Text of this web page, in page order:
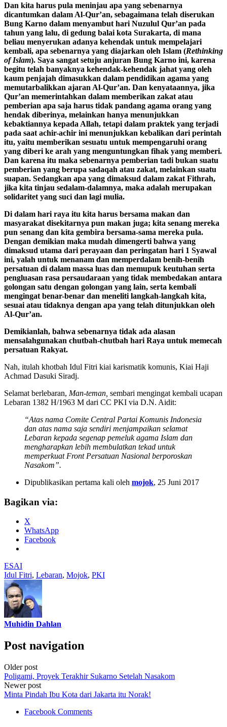
Dan kita harus pula meninjau apa yang sebenarnya
dicantumkan dalam Al-Qur’an, sebagaimana telah diserukan
Bung Karno dalam menyambut hari Nuzulul Qur’an pada
tahun yang lalu, di gedung balai kota Surakarta, di mana
beliau menyerukan adanya kehendak untuk mempelajari
kembali, apa sebenarnya yang diajarkan oleh Islam (Rethinking
of Islam). Saya sangat setuju anjuran Bung Karno ini, karena
begitu telah banyaknya kehendak-kehendak jahat yang oleh
kaum penjajah dimasukkan dalam pendidikan agama yang
memutarbalikkan ajaran Al-Qur’an. Dan kenyataannya, jika
Qur’an memerintahkan dalam memberikan zakat atau
pemberian apa saja harus tidak pandang agama orang yang
hendak diberinya, melainkan hanya menunjukkan
kebaktiannya kepada Allah, tetapi dalam praktek yang terjadi
pada saat achir-achir ini menunjukkan kebalikan dari perintah
itu, yaitu memberikan sesuatu untuk mempengaruhi orang
yang diberi ke arah yang menguntungkan fihak yang memberi.
Dan karena itu maka sebenarnya pemberian tadi bukan suatu
pemberian yang berupa sadaqah atau zakat, melainkan suatu
suapan. Sedangkan apa yang dimaksud dalam zakat Fithrah,
jika kita tinjau sedalam-dalamnya, maka adalah merupakan
solidaritet yang suci dan lagi mulia.
Di dalam hari raya itu kita harus bersama makan dan
masyarakat disekitarnya pun makan juga; kita senang mereka
pun senang dan kita gembira bersama-sama mereka pula.
Dengan demikian maka mudah dimengerti bahwa yang
dimaksud utama dari perayaan dan peringatan hari 1 Syawal
ini, yalah untuk menanam dan memperdalam benih-benih
persatuan di dalam massa luas dan memupuk keutuhan serta
pengluasan rasa persaudaraan yang tidak membedakan antara
golongan satu dengan golongan yang lain, serta kembali
mengingat benar-benar dan meneliti langkah-langkah kita,
sesuai atau tidaknya dengan apa yang telah ditunjukkan oleh
Al-Qur’an.
Demikianlah, bahwa sebenarnya tidak ada alasan
mensalahgunakan chutbah-chutbah hari Raya untuk memecah
persatuan Rakyat.
Nah, itulah khotbah Idul Fitri kiai karismatik komunis, Kiai Haji
Achmad Dasuki Siradj.
Selamat berlebaran, Man-teman, sembari mengingat kembali ucapan
Lebaran 1382 H/1963 M dari CC PKI via D.N. Aidit:
“Atas nama Comite Central Partai Komunis Indonesia
dan atas nama saja sendiri menjampaikan selamat
Lebaran kepada segenap pemeluk agama Islam dan
mengharapkan lebih membulatkan tekad untuk
memperkuat Front Persatuan Nasional berporoskan
Nasakom”.
Dipublikasikan pertama kali oleh mojok, 25 Juni 2017
Bagikan via:
X
WhatsApp
Facebook
ESAI
Idul Fitri, Lebaran, Mojok, PKI
Muhidin Dahlan
Post navigation
Older post
Poligami, Proyek Terakhir Sukarno Setelah Nasakom
Newer post
Minta Pindah Ibu Kota dari Jakarta itu Norak!
Facebook Comments